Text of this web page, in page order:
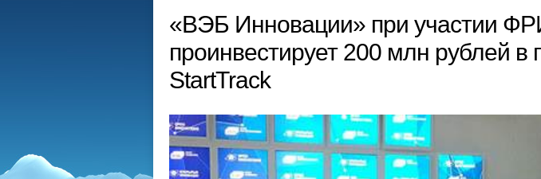
«ВЭБ Инновации» при участии
проинвестирует 200 млн рублей в
StartTrack